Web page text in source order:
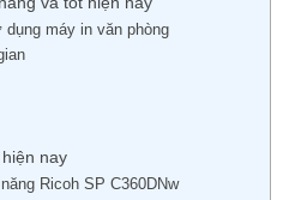
máy in văn phòng
nay
Ricoh SP C360DNw